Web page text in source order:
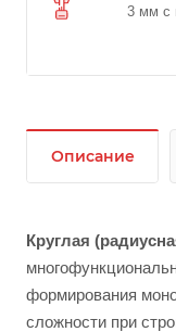
3 мм с
Описание
Круглая
формирования
сложности при